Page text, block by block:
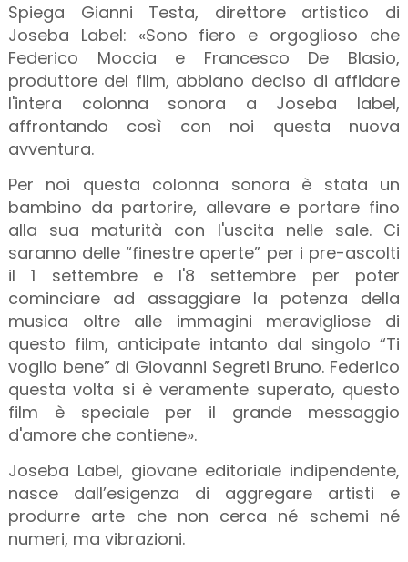
Spiega Gianni Testa, direttore artistico di
Joseba Label: «Sono fiero e orgoglioso che
Federico Moccia e Francesco De Blasio,
produttore del film, abbiano deciso di affidare
l'intera colonna sonora a Joseba label,
affrontando così con noi questa nuova
avventura.
Per noi questa colonna sonora è stata un
bambino da partorire, allevare e portare fino
alla sua maturità con l'uscita nelle sale. Ci
saranno delle “finestre aperte” per i pre-ascolti
il 1 settembre e l'8 settembre per poter
cominciare ad assaggiare la potenza della
musica oltre alle immagini meravigliose di
questo film, anticipate intanto dal singolo “Ti
voglio bene” di Giovanni Segreti Bruno. Federico
questa volta si è veramente superato, questo
film è speciale per il grande messaggio
d'amore che contiene».
Joseba Label, giovane editoriale indipendente,
nasce dall’esigenza di aggregare artisti e
produrre arte che non cerca né schemi né
numeri, ma vibrazioni.